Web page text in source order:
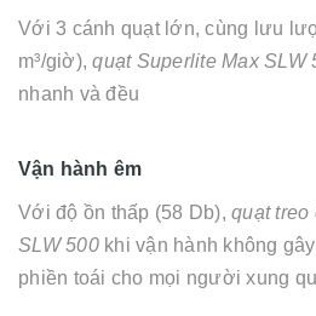
Với 3 cánh quạt lớn, cùng lưu
m³/giờ),quạt Superlite Max SLW
nhanh và đều
Vận hành êm
Với độ ồn thấp (58 Db), quạt treo
SLW 500khi vận hành không
phiền toái cho mọi người xung